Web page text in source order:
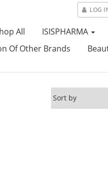
LOG
All ISISPHARMA
Of Other Brands